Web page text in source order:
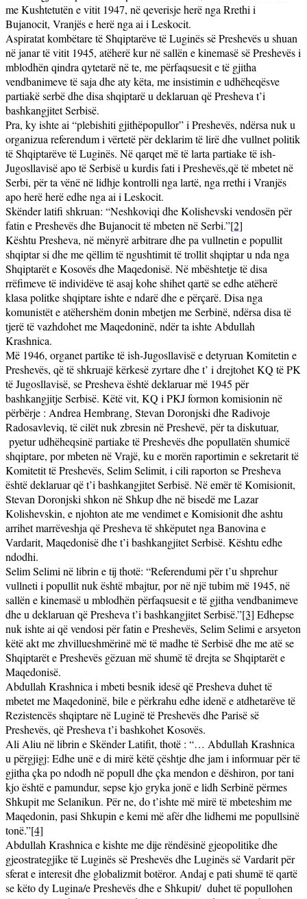
me Kushtetutën e vitit 1947, në qeverisje herë nga Rrethi i
Bujanocit, Vranjës e herë nga ai i Leskocit.
Aspiratat kombëtare të Shqiptarëve të Luginës së Preshevës u shuan
në janar të vitit 1945, atëherë kur në sallën e kinemasë së Preshevës i
mblodhën qindra qytetarë në te, me përfaqsuesit e të gjitha
vendbanimeve të saja dhe aty këta, me insistimin e udhëheqësve
partiakë serbë dhe disa shqiptarë u deklaruan që Presheva t’i
bashkangjitet Serbisë.
Pra, ky ishte ai “plebishiti gjithëpopullor” i Preshevës, ndërsa nuk u
organizua referendum i vërtetë për deklarim të lirë dhe vullnet politik
të Shqiptarëve të Luginës. Në qarqet më të larta partiake të ish-
Jugosllavisë apo të Serbisë u kurdis fati i Preshevës,që të mbetet në
Serbi, për ta vënë në lidhje kontrolli nga lartë, nga rrethi i Vranjës
apo herë herë edhe nga ai i Leskocit.
Skënder latifi shkruan: “Neshkoviqi dhe Kolishevski vendosën për
fatin e Preshevës dhe Bujanocit të mbeten në Serbi.”[2]
Kështu Presheva, në mënyrë arbitrare dhe pa vullnetin e popullit
shqiptar si dhe me qëllim të ngushtimit të trollit shqiptar u nda nga
Shqiptarët e Kosovës dhe Maqedonisë. Në mbështetje të disa
rrëfimeve të individëve të asaj kohe shihet qartë se edhe atëherë
klasa politke shqiptare ishte e ndarë dhe e përçarë. Disa nga
komunistët e atëhershëm donin mbetjen me Serbinë, ndërsa disa të
tjerë të vazhdohet me Maqedoninë, ndër ta ishte Abdullah
Krashnica.
Më 1946, organet partike të ish-Jugosllavisë e detyruan Komitetin e
Preshevës, që të shkruajë kërkesë zyrtare dhe t’ i drejtohet KQ të PK
të Jugosllavisë, se Presheva është deklaruar më 1945 për
bashkangjitje Serbisë. Këtë vit, KQ i PKJ formon komisionin në
përbërje : Andrea Hembrang, Stevan Doronjski dhe Radivoje
Radosavleviq, të cilët nuk zbresin në Preshevë, për ta diskutuar,
pyetur udhëheqsinë partiake të Preshevës dhe popullatën shumicë
shqiptare, por mbeten në Vrajë, ku e morën raportimin e sekretarit të
Komitetit të Preshevës, Selim Selimit, i cili raporton se Presheva
është deklaruar që t’i bashkangjitet Serbisë. Në emër të Komisionit,
Stevan Doronjski shkon në Shkup dhe në bisedë me Lazar
Kolishevskin, e njohton ate me vendimet e Komisionit dhe ashtu
arrihet marrëveshja që Presheva të shkëputet nga Banovina e
Vardarit, Maqedonisë dhe t’i bashkangjitet Serbisë. Kështu edhe
ndodhi.
Selim Selimi në librin e tij thotë: “Referendumi për t’u shprehur
vullneti i popullit nuk është mbajtur, por në një tubim më 1945, në
sallën e kinemasë u mblodhën përfaqsuesit e të gjitha vendbanimeve
dhe u deklaruan që Presheva t’i bashkangjitet Serbisë.”[3] Edhepse
nuk ishte ai që vendosi për fatin e Preshevës, Selim Selimi e arsyeton
këtë akt me zhvillueshmërinë më të madhe të Serbisë dhe me atë se
Shqiptarët e Preshevës gëzuan më shumë të drejta se Shqiptarët e
Maqedonisë.
Abdullah Krashnica i mbeti besnik idesë që Presheva duhet të
mbetet me Maqedoninë, bile e përkrahu edhe idenë e atdhetarëve të
Rezistencës shqiptare në Luginë të Preshevës dhe Parisë së
Preshevës, që Presheva t’i bashkohet Kosovës.
Ali Aliu në librin e Skënder Latifit, thotë : “… Abdullah Krashnica
u përgjigj: Edhe unë e di mirë këtë çështje dhe jam i informuar për të
gjitha çka po ndodh në popull dhe çka mendon e dëshiron, por tani
kjo është e pamundur, sepse kjo gryka jonë e lidh Serbinë përmes
Shkupit me Selanikun. Për ne, do t’ishte më mirë të mbeteshim me
Maqedonin, pasi Shkupin e kemi më afër dhe lidhemi me popullsinë
tonë.”[4]
Abdullah Krashnica e kishte me dije rëndësinë gjeopolitike dhe
gjeostrategjike të Luginës së Preshevës dhe Luginës së Vardarit për
sferat e interesit dhe globalizmit botëror. Andaj e pati shumë të qartë
se këto dy Lugina/e Preshevës dhe e Shkupit/ duhet të popullohen